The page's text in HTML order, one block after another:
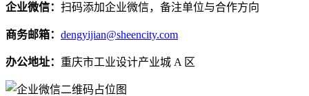
企业微信： 扫码添加企业微信，备注单位与合作方向
商务邮箱： dengyijian@sheencity.com
办公地址： 重庆市工业设计产业城 A 区